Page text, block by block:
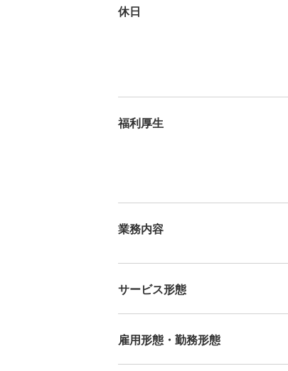
休日
福利厚生
業務内容
サービス形態
雇用形態・勤務形態